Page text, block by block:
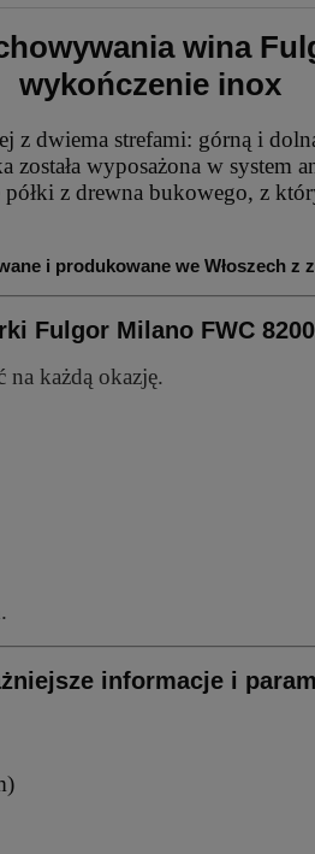
wina
wykończenie inox
dwiema strefami: górną i
wyposażona w
z drewna bukowego, z
i produkowane we Włoszech
Fulgor Milano FWC
na każdą okazję.
informacje i